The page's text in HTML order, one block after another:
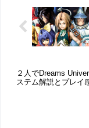
想をご紹介します。
婚式を挙げ、実際に
ったのか、詳しい...
２人でDreams
ステム解説とプレイ